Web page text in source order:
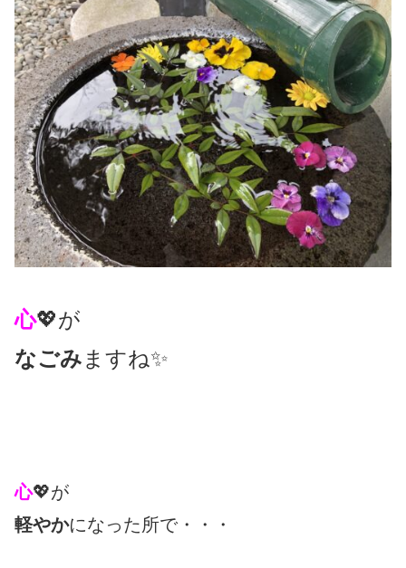
心💖が
なごみますね✨
心💖が
軽やかになった所で・・・